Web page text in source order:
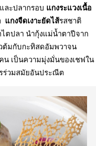
ละปลากรอบ แกงระแวงเนื้อ
แกงจืดเงาะยัดไส้รสชาติ
ตปลา นำกุ้งแม่น้ำตาปีจาก
ต้มกับกะทิสดอัมพวาจน
เป็นความมุ่งมั่นของเชฟใน
ร่วมสมัยอันประณีต